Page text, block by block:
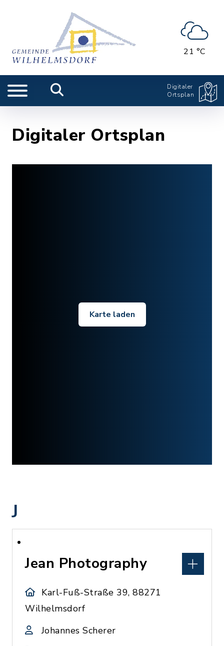
21 °C
Digitaler
Ortsplan
Digitaler Ortsplan
Karte laden
J
Jean Photography
Karl-Fuß-Straße 39, 88271
Wilhelmsdorf
Johannes Scherer